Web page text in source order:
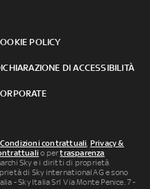
POLICY
DI ACCESSIBILITÀ
contrattuali, Privacy &
o pertrasparenza
Sky e i diritti di proprietà
di Sky international AG e sono
- Sky Italia Srl Via Monte Penice, 7 -